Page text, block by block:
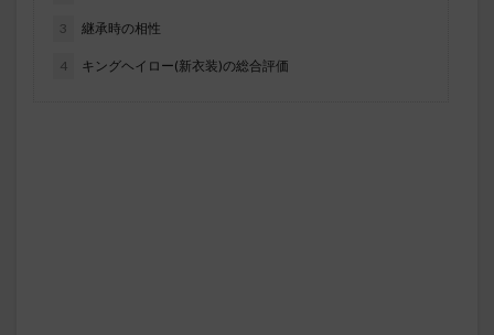
3 継承時の相性
4 キングヘイロー(新衣装)の総合評価